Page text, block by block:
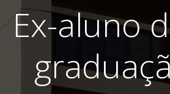
Ex-aluno